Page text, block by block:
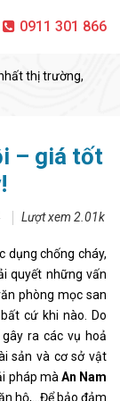
0911 301 866
thị trường,
– giá tốt
Lượt xem 2.01k
dụng chống cháy,
quyết những vấn
phòng mọc san
cứ khi nào. Do
ra các vụ hoả
sản và cơ sở vật
pháp màAn Nam
hộ,…Để bảo đảm